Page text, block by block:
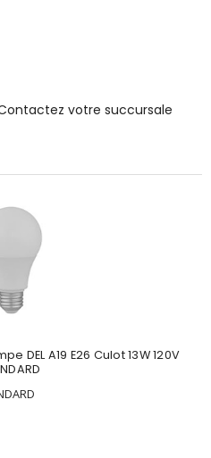
votre succursale
DEL A19 E26 Culot 13W 120V